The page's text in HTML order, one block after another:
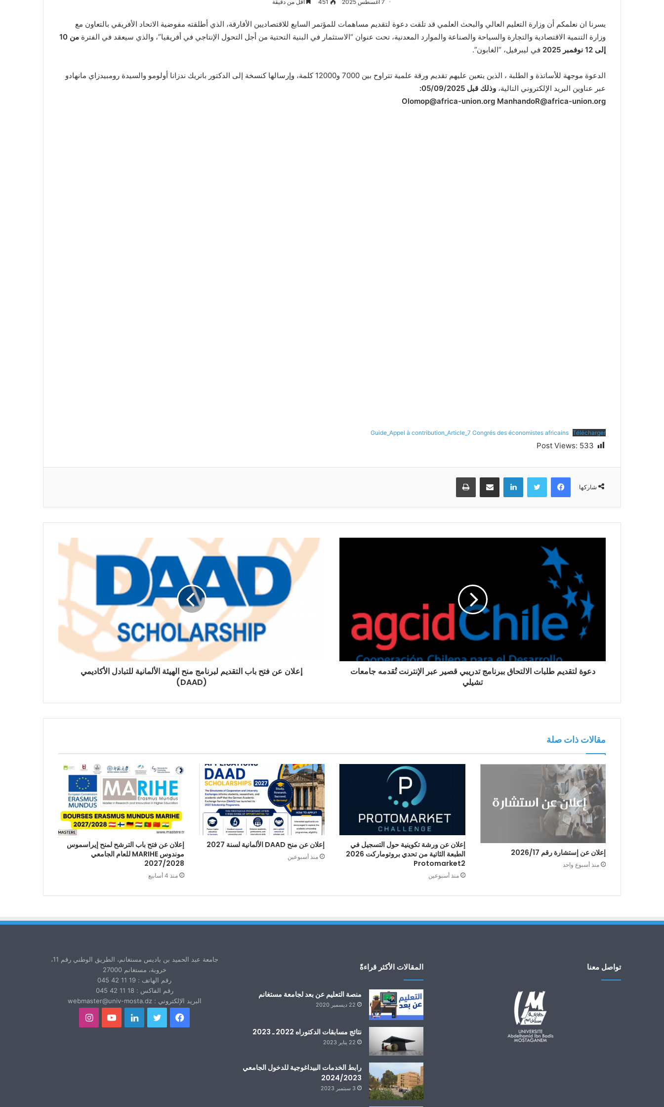
7 أغسطس 2025 451 أقل من دقيقة
يسرنا ان نعلمكم أن وزارة التعليم العالي والبحث العلمي قد تلقت دعوة لتقديم مساهمات للمؤتمر السابع للاقتصاديين الأفارقة، الذي أطلقته مفوضية الاتحاد الأفريقي بالتعاون مع
وزارة التنمية الاقتصادية والتجارة والسياحة والصناعة والموارد المعدنية، تحت عنوان “الاستثمار في البنية التحتية من أجل التحول الإنتاجي في أفريقيا”، والذي سيعقد في الفترة
من 10
إلى 12 نوفمبر 2025
في ليبرفيل، “الغابون”.
الدعوة موجهة للأساتذة و الطلبة ، الذين يتعين عليهم تقديم ورقة علمية تتراوح بين 7000 و12000 كلمة، وإرسالها كنسخة إلى الدكتور باتريك ندزانا أولومو والسيدة رومبيدزاي مانهادو
عبر عناوين البريد الإلكتروني التالية، وذلك قبل 05/09/2025:
Olomop@africa-union.org ManhandoR@africa-union.org
Guide_Appel à contribution_Article_7 Congrés des économistes africains Télécharger
Post Views: 533
شاركها
فيسبوك تويتر لينكدإن مشاركة عبر البريد طباعة
دعوة لتقديم طلبات الالتحاق ببرنامج تدريبي قصير عبر الإنترنت تُقدمه جامعات
تشيلي
إعلان عن فتح باب التقديم لبرنامج منح الهيئة الألمانية للتبادل الأكاديمي
(DAAD)
مقالات ذات صلة
إعلان عن إستشارة رقم 2026/17
منذ أسبوع واحد
إعلان عن ورشة تكوينية حول التسجيل في
الطبعة الثاتية من تحدي بروتوماركت 2026
Protomarket2
منذ أسبوعين
إعلان عن منح DAAD الألمانية لسنة 2027
منذ أسبوعين
إعلان عن فتح باب الترشح لمنح إيراسموس
موندوس MARIHE للعام الجامعي
2027/2028
منذ 4 أسابيع
تواصل معنا المقالات الأكثر قراءةً
منصة التعليم عن بعد لجامعة مستغانم
22 ديسمبر 2020
نتائج مسابقات الدكتوراه 2022 ـ 2023
22 يناير 2023
رابط الخدمات البيداغوجية للدخول الجامعي
2024/2023
3 سبتمبر 2023
جامعة عبد الحميد بن باديس مستغانم، الطريق الوطني رقم 11،
خروبة، مستغانم 27000
رقم الهاتف : 19 11 42 045
رقم الفاكس : 18 11 42 045
البريد الإلكتروني : webmaster@univ-mosta.dz
فيسبوك تويتر لينكدإنيوتيوبانستقرام